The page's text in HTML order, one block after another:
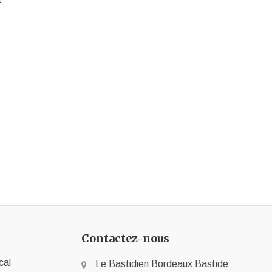
Contactez-nous
Le Bastidien Bordeaux Bastide